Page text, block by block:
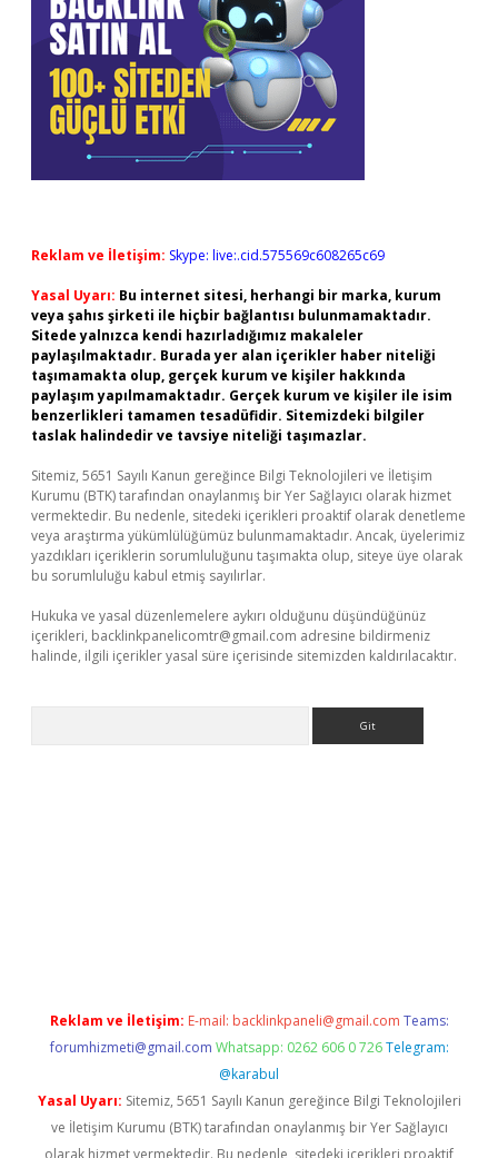
Reklam ve İletişim: Skype: live:.cid.575569c608265c69
Yasal Uyarı: Bu internet sitesi, herhangi bir marka, kurum
veya şahıs şirketi ile hiçbir bağlantısı bulunmamaktadır.
Sitede yalnızca kendi hazırladığımız makaleler
paylaşılmaktadır. Burada yer alan içerikler haber niteliği
taşımamakta olup, gerçek kurum ve kişiler hakkında
paylaşım yapılmamaktadır. Gerçek kurum ve kişiler ile isim
benzerlikleri tamamen tesadüfidir. Sitemizdeki bilgiler
taslak halindedir ve tavsiye niteliği taşımazlar.
Sitemiz, 5651 Sayılı Kanun gereğince Bilgi Teknolojileri ve İletişim
Kurumu (BTK) tarafından onaylanmış bir Yer Sağlayıcı olarak hizmet
vermektedir. Bu nedenle, sitedeki içerikleri proaktif olarak denetleme
veya araştırma yükümlülüğümüz bulunmamaktadır. Ancak, üyelerimiz
yazdıkları içeriklerin sorumluluğunu taşımakta olup, siteye üye olarak
bu sorumluluğu kabul etmiş sayılırlar.
Hukuka ve yasal düzenlemelere aykırı olduğunu düşündüğünüz
içerikleri, backlinkpanelicomtr@gmail.com adresine bildirmeniz
halinde, ilgili içerikler yasal süre içerisinde sitemizden kaldırılacaktır.
Reklam ve İletişim: E-mail: backlinkpaneli@gmail.com Teams:
forumhizmeti@gmail.com Whatsapp: 0262 606 0 726 Telegram:
@karabul
Yasal Uyarı: Sitemiz, 5651 Sayılı Kanun gereğince Bilgi Teknolojileri
ve İletişim Kurumu (BTK) tarafından onaylanmış bir Yer Sağlayıcı
olarak hizmet vermektedir. Bu nedenle, sitedeki içerikleri proaktif